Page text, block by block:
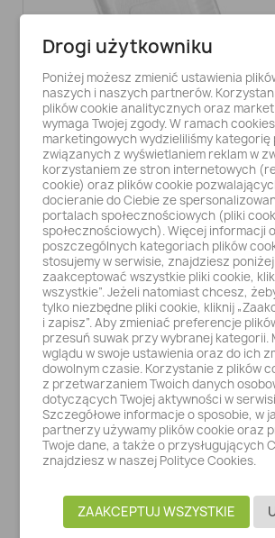
Szybki podgląd
CHINET MENUBOX NIEDZIELONY 22
4394 PULPA TRZCINOWA
42,44 zł
DO KOSZYKA
Drogi użytkowniku
Poniżej możesz zmienić ustawienia
naszych i naszych partnerów.
plików cookie analitycznych oraz
wymaga Twojej zgody. W ramach cookies
marketingowych wydzieliliśmy kategorię
związanych z wyświetlaniem reklam w
korzystaniem ze stron internetowych
cookie) oraz plików cookie
docieranie do Ciebie ze
portalach społecznościowych (pliki
społecznościowych). Więcej informacji o
poszczególnych kategoriach plików
stosujemy w serwisie, znajdziesz
zaakceptować wszystkie pliki cookie,
wszystkie”. Jeżeli natomiast chcesz,
tylko niezbędne pliki cookie, kliknij
i zapisz”. Aby zmieniać preferencje
przesuń suwak przy wybranej kategorii.
wglądu w swoje ustawienia oraz do ich
dowolnym czasie. Korzystanie z plików
z przetwarzaniem Twoich danych
dotyczących Twojej aktywności w
Szczegółowe informacje o sposobie, w
partnerzy używamy plików cookie oraz
Twoje dane, a także o przysługujących
znajdziesz w naszej Polityce Cookies.
ZAAKCEPTUJ WSZYSTKIE